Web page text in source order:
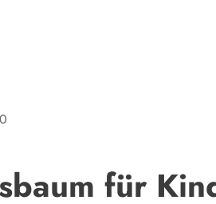
für